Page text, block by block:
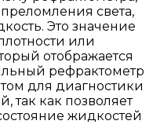
света,
Это значение
или
отображается
рефрактометр
для диагностики
так как позволяет
жидкостей